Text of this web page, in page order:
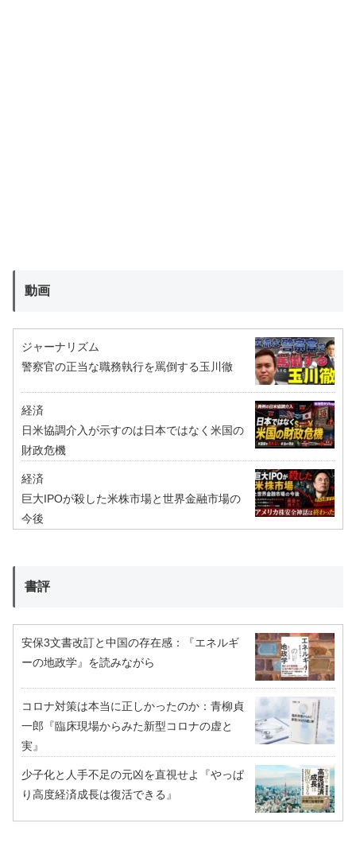
動画
ジャーナリズム
警察官の正当な職務執行を罵倒する玉川徹
経済
日米協調介入が示すのは日本ではなく米国の
財政危機
経済
巨大IPOが殺した米株市場と世界金融市場の
今後
書評
安保3文書改訂と中国の存在感：『エネルギ
ーの地政学』を読みながら
コロナ対策は本当に正しかったのか：青柳貞
一郎『臨床現場からみた新型コロナの虚と
実』
少子化と人手不足の元凶を直視せよ『やっぱ
り高度経済成長は復活できる』